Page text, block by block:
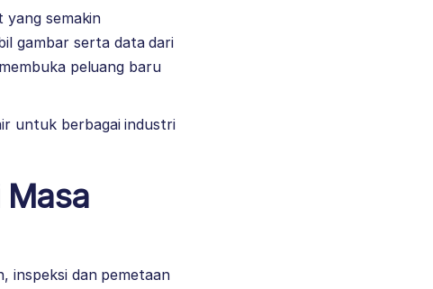
yang semakin
gambar serta data dari
peluang baru
untuk berbagai industri
inspeksi dan pemetaan